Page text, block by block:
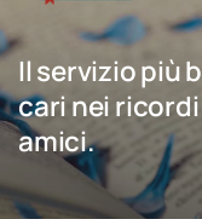
Il servizio più
cari nei
amici.